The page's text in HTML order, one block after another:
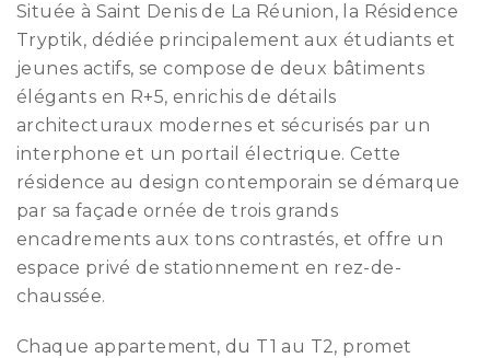
Située à Saint Denis de La Réunion, la Résidence
Tryptik, dédiée principalement aux étudiants et
jeunes actifs, se compose de deux bâtiments
élégants en R+5, enrichis de détails
architecturaux modernes et sécurisés par un
interphone et un portail électrique. Cette
résidence au design contemporain se démarque
par sa façade ornée de trois grands
encadrements aux tons contrastés, et offre un
espace privé de stationnement en rez-de-
chaussée.
Chaque appartement, du T1 au T2, promet